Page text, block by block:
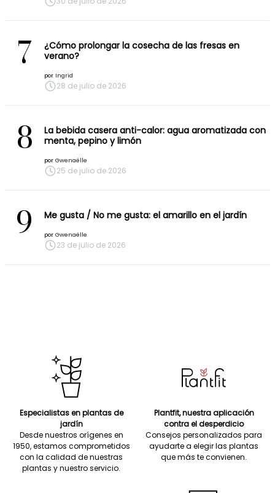
7
¿Cómo prolongar la cosecha de las fresas en
verano?
por Ingrid
28 de julio de 2026
8
La bebida casera anti-calor: agua aromatizada con
menta, pepino y limón
por Gwenaëlle
25 de julio de 2026
9 Me gusta / No me gusta: el amarillo en el jardín
por Gwenaëlle
23 de julio de 2026
Especialistas en plantas de
jardín
Desde nuestros orígenes en
1950, estamos comprometidos
con la calidad de nuestras
plantas y nuestro servicio.
Plantfit, nuestra aplicación
contra el desperdicio
Consejos personalizados para
ayudarte a elegir las plantas
que más te convienen.